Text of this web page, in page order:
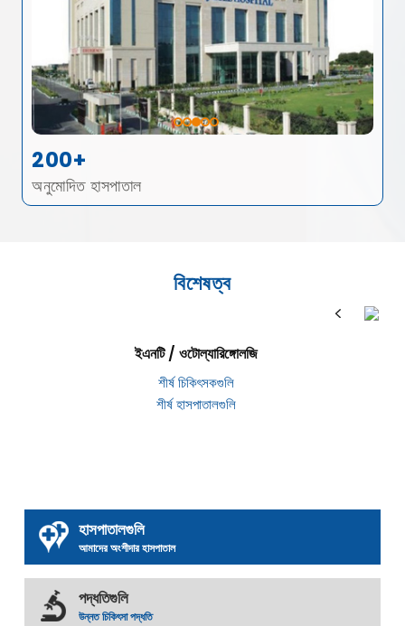
200+
অনুমোদিত হাসপাতাল
বিশেষত্ব
ইএনটি / ওটোল্যারিঙ্গোলজি
শীর্ষ চিকিৎসকগুলি
শীর্ষ হাসপাতালগুলি
হাসপাতালগুলি
আমাদের অংশীদার হাসপাতাল
পদ্ধতিগুলি
উন্নত চিকিৎসা পদ্ধতি